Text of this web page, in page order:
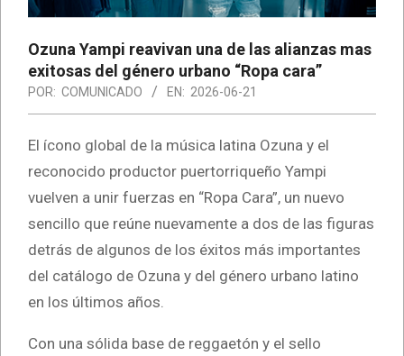
Ozuna Yampi reavivan una de las alianzas mas
exitosas del género urbano “Ropa cara”
POR: COMUNICADO EN: 2026-06-21
El ícono global de la música latina Ozuna y el
reconocido productor puertorriqueño Yampi
vuelven a unir fuerzas en “Ropa Cara”, un nuevo
sencillo que reúne nuevamente a dos de las figuras
detrás de algunos de los éxitos más importantes
del catálogo de Ozuna y del género urbano latino
en los últimos años.
Con una sólida base de reggaetón y el sello